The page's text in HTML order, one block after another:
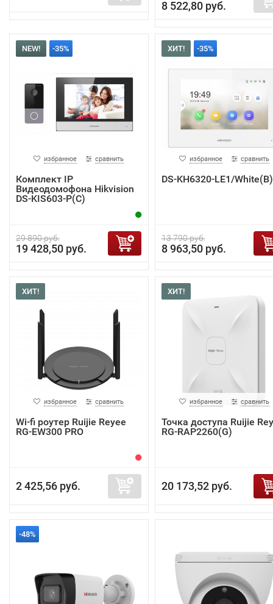
8 522,80 руб.
NEW! -35%
избранное сравнить
Комплект IP
Видеодомофона Hikvision
DS-KIS603-P(C)
29 890 руб.
19 428,50 руб.
ХИТ! -35%
избранное сравнить
DS-KH6320-LE1/White(B)
13 790 руб.
8 963,50 руб.
ХИТ!
избранное сравнить
Wi-fi роутер Ruijie Reyee
RG-EW300 PRO
2 425,56 руб.
ХИТ!
избранное сравнить
Точка доступа Ruijie
RG-RAP2260(G)
20 173,52 руб.
-48%